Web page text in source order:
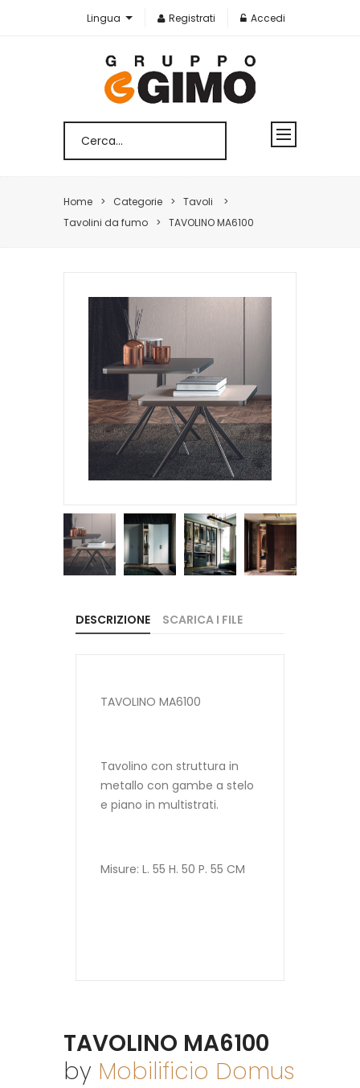
Lingua Registrati Accedi
Home Categorie
Tavoli
Tavolini da fumo
TAVOLINO MA6100
DESCRIZIONE SCARICA I FILE
TAVOLINO MA6100
Tavolino con struttura in
metallo con gambe a stelo
e piano in multistrati.
Misure: L. 55 H. 50 P. 55 CM
TAVOLINO MA6100
by Mobilificio Domus